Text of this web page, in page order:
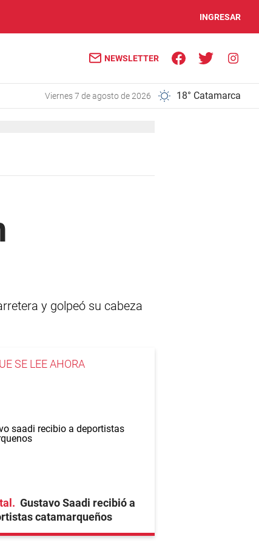
INGRESAR
NEWSLETTER
viernes 7 de agosto de 2026 18° Catamarca
y golpeó su cabeza
SE LEE AHORA
Gustavo Saadi recibió a
catamarqueños